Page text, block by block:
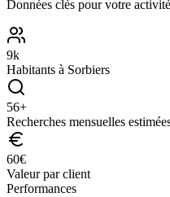
Données clés pour votre activité
9k
Habitants à Sorbiers
56+
Recherches mensuelles
60€
Valeur par client
Performances